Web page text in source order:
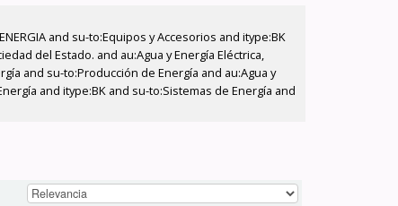
and su-to:Equipos y Accesorios and itype:BK
del Estado. and au:Agua y Energía Eléctrica,
and su-to:Producción de Energía and au:Agua y
and itype:BK and su-to:Sistemas de Energía and